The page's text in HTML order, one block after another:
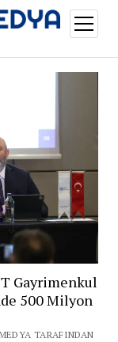
aç
Gayrimenkul
500 Milyon
TARAFINDAN